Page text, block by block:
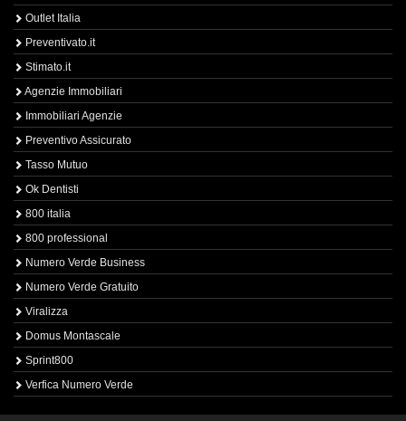
Outlet Italia
Preventivato.it
Stimato.it
Agenzie Immobiliari
Immobiliari Agenzie
Preventivo Assicurato
Tasso Mutuo
Ok Dentisti
800 italia
800 professional
Numero Verde Business
Numero Verde Gratuito
Viralizza
Domus Montascale
Sprint800
Verfica Numero Verde